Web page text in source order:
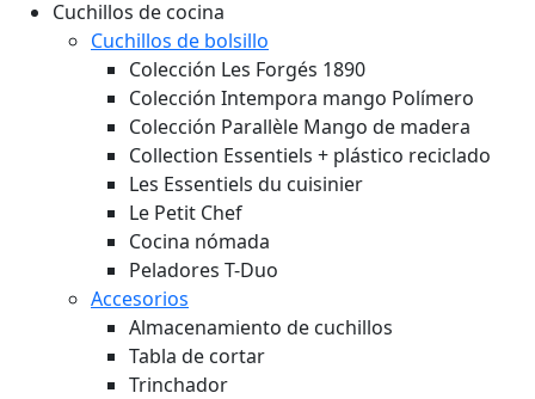
Cuchillos de cocina
Cuchillos de bolsillo
Colección Les Forgés 1890
Colección Intempora mango Polímero
Colección Parallèle Mango de madera
Collection Essentiels + plástico reciclado
Les Essentiels du cuisinier
Le Petit Chef
Cocina nómada
Peladores T-Duo
Accesorios
Almacenamiento de cuchillos
Tabla de cortar
Trinchador